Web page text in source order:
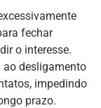
fechar
o interesse.
ao desligamento
impedindo
prazo.